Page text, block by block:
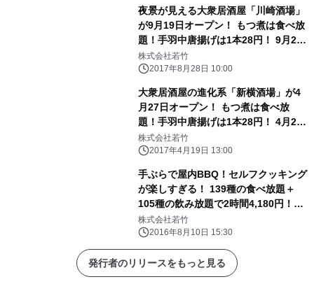
夜景が見える大衆居酒屋「川崎酒場」
が9月19日オープン！ もつ煮は食べ放
題！手羽中唐揚げは1本28円！ 9月24
日までお得なオープニングセールを実
施！
株式会社若竹
2017年8月28日 10:00
大衆居酒屋の進化系「新横酒場」が4
月27日オープン！ もつ煮は食べ放
題！手羽中唐揚げは1本28円！ 4月28
日プレミアムフライデーは15時開店
株式会社若竹
2017年4月19日 13:00
手ぶらで屋内BBQ！セルフクッキング
が楽しすぎる！ 139種の食べ放題＋
105種の飲み放題で2時間4,180円！
「お好み焼 若竹」が 「Kanagawa笑
顔100倍プロジェクト」を始動！
株式会社若竹
2016年8月10日 15:30
発行者のリリースをもっと見る